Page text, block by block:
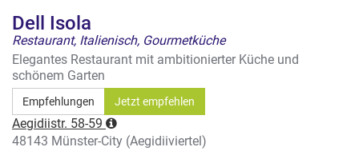
Dell Isola
Restaurant, Italienisch, Gourmetküche
Elegantes Restaurant mit ambitionierter Küche und
schönem Garten
Empfehlungen Jetzt empfehlen
Aegidiistr. 58-59
48143 Münster-City (Aegidiiviertel)